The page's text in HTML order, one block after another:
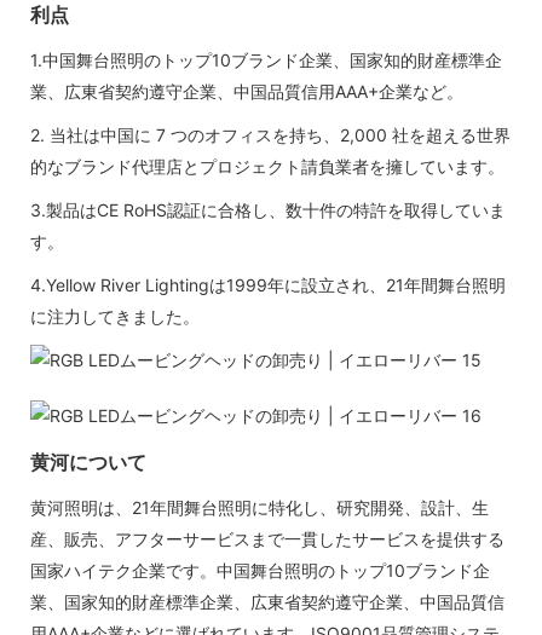
利点
1.中国舞台照明のトップ10ブランド企業、国家知的財産標準企
業、広東省契約遵守企業、中国品質信用AAA+企業など。
2. 当社は中国に 7 つのオフィスを持ち、2,000 社を超える世界
的なブランド代理店とプロジェクト請負業者を擁しています。
3.製品はCE RoHS認証に合格し、数十件の特許を取得していま
す。
4.Yellow River Lightingは1999年に設立され、21年間舞台照明
に注力してきました。
黄河について
黄河照明は、21年間舞台照明に特化し、研究開発、設計、生
産、販売、アフターサービスまで一貫したサービスを提供する
国家ハイテク企業です。中国舞台照明のトップ10ブランド企
業、国家知的財産標準企業、広東省契約遵守企業、中国品質信